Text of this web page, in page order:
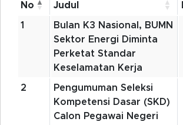
No Judul
1
Bulan K3 Nasional, BUMN
Sektor Energi Diminta
Perketat Standar
Keselamatan Kerja
2
Pengumuman Seleksi
Kompetensi Dasar (SKD)
Calon Pegawai Negeri